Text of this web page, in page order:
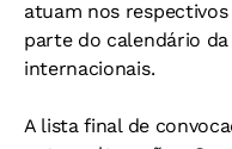
atuam nos
parte do calendário
internacionais.
A lista final de